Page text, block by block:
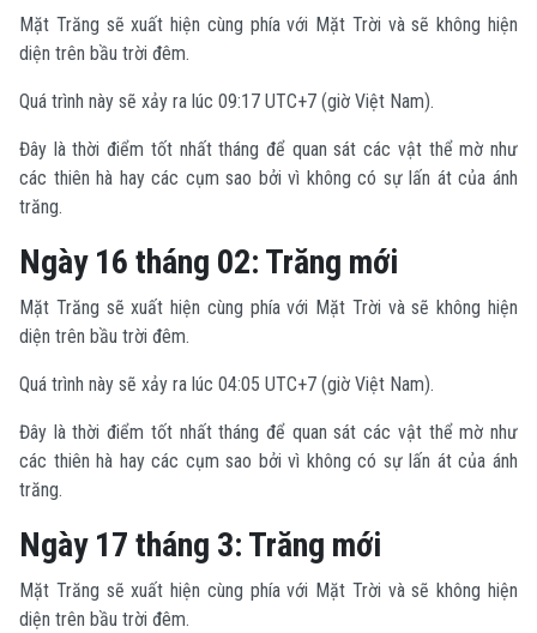
Mặt Trăng sẽ xuất hiện cùng phía với Mặt Trời và sẽ không hiện
diện trên bầu trời đêm.
Quá trình này sẽ xảy ra lúc 09:17 UTC+7 (giờ Việt Nam).
Đây là thời điểm tốt nhất tháng để quan sát các vật thể mờ như
các thiên hà hay các cụm sao bởi vì không có sự lấn át của ánh
trăng.
Ngày 16 tháng 02: Trăng mới
Mặt Trăng sẽ xuất hiện cùng phía với Mặt Trời và sẽ không hiện
diện trên bầu trời đêm.
Quá trình này sẽ xảy ra lúc 04:05 UTC+7 (giờ Việt Nam).
Đây là thời điểm tốt nhất tháng để quan sát các vật thể mờ như
các thiên hà hay các cụm sao bởi vì không có sự lấn át của ánh
trăng.
Ngày 17 tháng 3: Trăng mới
Mặt Trăng sẽ xuất hiện cùng phía với Mặt Trời và sẽ không hiện
diện trên bầu trời đêm.